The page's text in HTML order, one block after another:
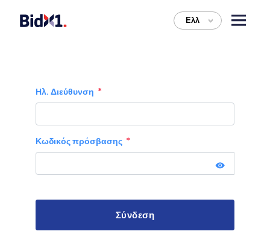
Ελλ >
Ηλ. Διεύθυνση
Κωδικός πρόσβασης